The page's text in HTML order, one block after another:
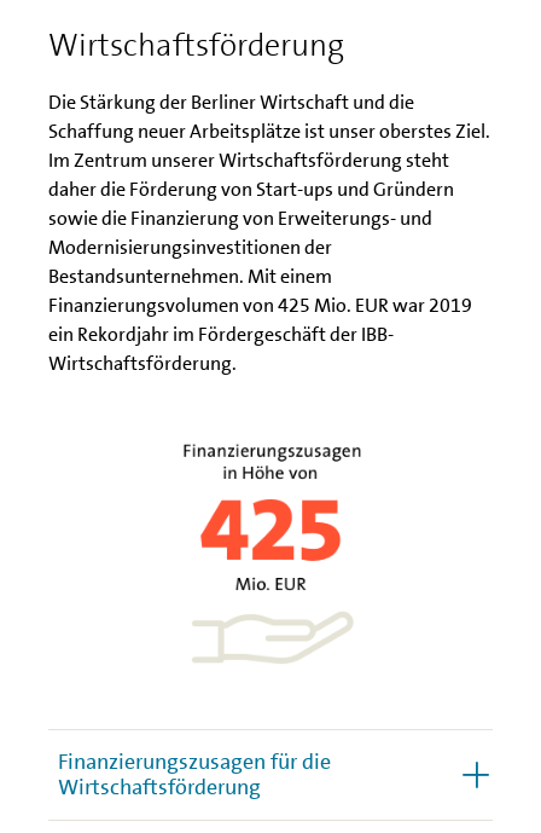
Wirtschaftsförderung
Die Stärkung der Berliner Wirtschaft und die
Schaffung neuer Arbeitsplätze ist unser oberstes Ziel.
Im Zentrum unserer Wirtschaftsförderung steht
daher die Förderung von Start-ups und Gründern
sowie die Finanzierung von Erweiterungs- und
Modernisierungsinvestitionen der
Bestandsunternehmen. Mit einem
Finanzierungsvolumen von 425 Mio. EUR war 2019
ein Rekordjahr im Fördergeschäft der IBB-
Wirtschaftsförderung.
Finanzierungszusagen für die
Wirtschaftsförderung